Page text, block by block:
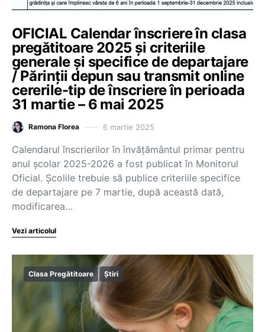
OFICIAL Calendar înscriere în clasa
pregătitoare 2025 și criteriile
generale și specifice de departajare
/ Părinții depun sau transmit online
cererile-tip de înscriere în perioada
31 martie – 6 mai 2025
Ramona Florea 6 martie 2025
Calendarul înscrierilor în învățământul primar pentru
anul școlar 2025-2026 a fost publicat în Monitorul
Oficial. Școlile trebuie să publice criteriile specifice
de departajare pe 7 martie, după această dată,
modificarea…
Vezi articolul
Clasa Pregătitoare Știri